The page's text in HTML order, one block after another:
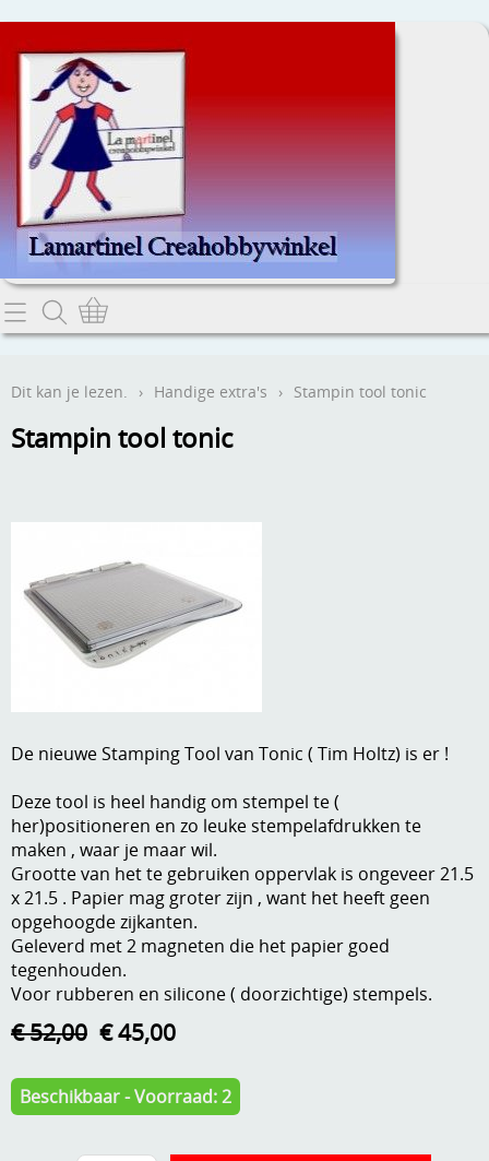
Home
Aanbiedingen
Andere
Boeken en magazines
DVD-CD
Handige extra's
Hechtingsmaterialen
Hout , MDF, kartonmateriaal, steen
Kleurmateriaal-tekenmateriaal
Kneedmateriaal
Knipvellen
Leuke versieringen
Verzend - en verpakkingsk
Mijn account
Anders creatief
Gastenboek
Dit kan je lezen. › Handige extra's › Stampin tool tonic
Stampin tool tonic
De nieuwe Stamping Tool van Tonic ( Tim Holtz) is er !
Deze tool is heel handig om stempel te (
her)positioneren en zo leuke stempelafdrukken te
maken , waar je maar wil.
Grootte van het te gebruiken oppervlak is ongeveer 21.5
x 21.5 . Papier mag groter zijn , want het heeft geen
opgehoogde zijkanten.
Geleverd met 2 magneten die het papier goed
tegenhouden.
Voor rubberen en silicone ( doorzichtige) stempels.
€ 52,00 € 45,00
Beschikbaar - Voorraad: 2